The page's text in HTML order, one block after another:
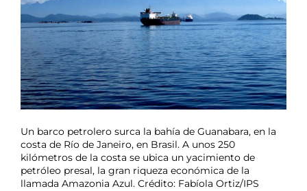
Un barco petrolero surca la bahía de Guanabara, en la
costa de Río de Janeiro, en Brasil. A unos 250
kilómetros de la costa se ubica un yacimiento de
petróleo presal, la gran riqueza económica de la
llamada Amazonia Azul. Crédito: Fabíola Ortiz/IPS